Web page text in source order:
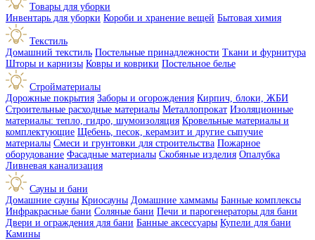
Товары для уборки
Инвентарь для уборки Короби и хранение вещей Бытовая химия
Текстиль
Домашний текстиль Постельные принадлежности Ткани и фурнитура
Шторы и карнизы Ковры и коврики Постельное белье
Стройматериалы
Дорожные покрытия Заборы и огорождения Кирпич, блоки, ЖБИ
Строительные расходные материалы Металлопрокат Изоляционные
материалы: тепло, гидро, шумоизоляция Кровельные материалы и
комплектующие Щебень, песок, керамзит и другие сыпучие
материалы Смеси и грунтовки для строительства Пожарное
оборудование Фасадные материалы Скобяные изделия Опалубка
Ливневая канализация
Сауны и бани
Домашние сауны Криосауны Домашние хаммамы Банные комплексы
Инфракрасные бани Соляные бани Печи и парогенераторы для бани
Двери и ограждения для бани Банные аксессуары Купели для бани
Камины